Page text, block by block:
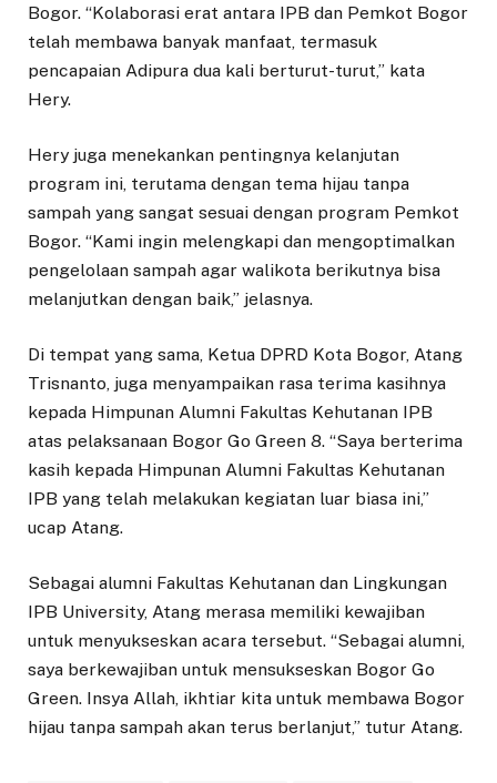
Bogor. “Kolaborasi erat antara IPB dan Pemkot Bogor
telah membawa banyak manfaat, termasuk
pencapaian Adipura dua kali berturut-turut,” kata
Hery.
Hery juga menekankan pentingnya kelanjutan
program ini, terutama dengan tema hijau tanpa
sampah yang sangat sesuai dengan program Pemkot
Bogor. “Kami ingin melengkapi dan mengoptimalkan
pengelolaan sampah agar walikota berikutnya bisa
melanjutkan dengan baik,” jelasnya.
Di tempat yang sama, Ketua DPRD Kota Bogor, Atang
Trisnanto, juga menyampaikan rasa terima kasihnya
kepada Himpunan Alumni Fakultas Kehutanan IPB
atas pelaksanaan Bogor Go Green 8. “Saya berterima
kasih kepada Himpunan Alumni Fakultas Kehutanan
IPB yang telah melakukan kegiatan luar biasa ini,”
ucap Atang.
Sebagai alumni Fakultas Kehutanan dan Lingkungan
IPB University, Atang merasa memiliki kewajiban
untuk menyukseskan acara tersebut. “Sebagai alumni,
saya berkewajiban untuk mensukseskan Bogor Go
Green. Insya Allah, ikhtiar kita untuk membawa Bogor
hijau tanpa sampah akan terus berlanjut,” tutur Atang.